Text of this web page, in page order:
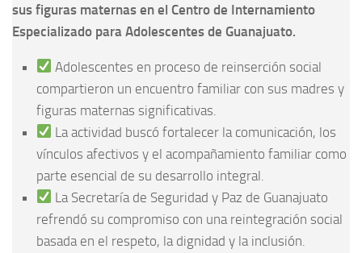
sus figuras maternas en el Centro de Internamiento
Especializado para Adolescentes de Guanajuato.
Adolescentes en proceso de reinserción social
compartieron un encuentro familiar con sus madres y
figuras maternas significativas.
La actividad buscó fortalecer la comunicación, los
vínculos afectivos y el acompañamiento familiar como
parte esencial de su desarrollo integral.
La Secretaría de Seguridad y Paz de Guanajuato
refrendó su compromiso con una reintegración social
basada en el respeto, la dignidad y la inclusión.